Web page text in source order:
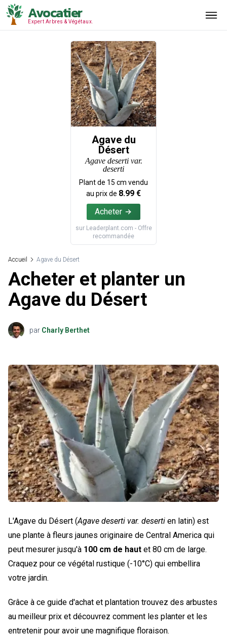
Avocatier
Expert Arbres & Végétaux.
Agave du
Désert
Agave deserti var.
deserti
Plant de 15 cm vendu
au prix de 8.99 €
Acheter
sur Leaderplant.com - Offre
recommandée
Accueil Agave du Désert
Acheter et planter un
Agave du Désert
par Charly Berthet
L'Agave du Désert (Agave deserti var. deserti en latin) est
une plante à fleurs jaunes originaire de Central America qui
peut mesurer jusqu'à 100 cm de haut et 80 cm de large.
Craquez pour ce végétal rustique (-10°C) qui embellira
votre jardin.
Grâce à ce guide d'achat et plantation trouvez des arbustes
au meilleur prix et découvrez comment les planter et les
entretenir pour avoir une magnifique floraison.